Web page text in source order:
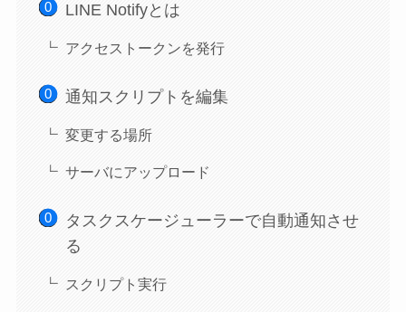
LINE Notifyとは
アクセストークンを発行
通知スクリプトを編集
変更する場所
サーバにアップロード
タスクスケージューラーで自動通知させ
る
スクリプト実行